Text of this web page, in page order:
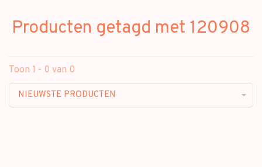
Producten getagd met 120908
Toon 1 - 0 van 0
NIEUWSTE PRODUCTEN